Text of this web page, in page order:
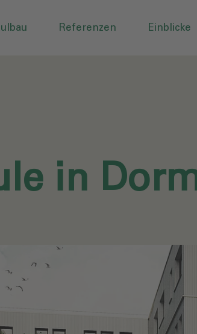
Referenzen Einblicke
in